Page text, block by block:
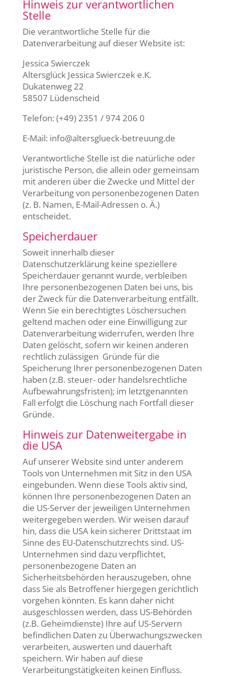
Hinweis zur verantwortlichen
Stelle
Die verantwortliche Stelle für die
Datenverarbeitung auf dieser Website ist:
Jessica Swierczek
Altersglück Jessica Swierczek e.K.
Dukatenweg 22
58507 Lüdenscheid
Telefon: (+49) 2351 / 974 206 0
E-Mail: info@altersglueck-betreuung.de
Verantwortliche Stelle ist die natürliche oder
juristische Person, die allein oder gemeinsam
mit anderen über die Zwecke und Mittel der
Verarbeitung von personenbezogenen Daten
(z. B. Namen, E-Mail-Adressen o. Ä.)
entscheidet.
Speicherdauer
Soweit innerhalb dieser
Datenschutzerklärung keine speziellere
Speicherdauer genannt wurde, verbleiben
Ihre personenbezogenen Daten bei uns, bis
der Zweck für die Datenverarbeitung entfällt.
Wenn Sie ein berechtigtes Löschersuchen
geltend machen oder eine Einwilligung zur
Datenverarbeitung widerrufen, werden Ihre
Daten gelöscht, sofern wir keinen anderen
rechtlich zulässigen Gründe für die
Speicherung Ihrer personenbezogenen Daten
haben (z.B. steuer- oder handelsrechtliche
Aufbewahrungsfristen); im letztgenannten
Fall erfolgt die Löschung nach Fortfall dieser
Gründe.
Hinweis zur Datenweitergabe in
die USA
Auf unserer Website sind unter anderem
Tools von Unternehmen mit Sitz in den USA
eingebunden. Wenn diese Tools aktiv sind,
können Ihre personenbezogenen Daten an
die US-Server der jeweiligen Unternehmen
weitergegeben werden. Wir weisen darauf
hin, dass die USA kein sicherer Drittstaat im
Sinne des EU-Datenschutzrechts sind. US-
Unternehmen sind dazu verpflichtet,
personenbezogene Daten an
Sicherheitsbehörden herauszugeben, ohne
dass Sie als Betroffener hiergegen gerichtlich
vorgehen könnten. Es kann daher nicht
ausgeschlossen werden, dass US-Behörden
(z.B. Geheimdienste) Ihre auf US-Servern
befindlichen Daten zu Überwachungszwecken
verarbeiten, auswerten und dauerhaft
speichern. Wir haben auf diese
Verarbeitungstätigkeiten keinen Einfluss.